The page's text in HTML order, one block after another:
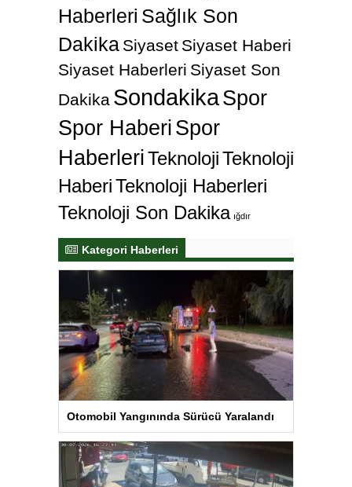
Haberleri Sağlık Son
Dakika Siyaset Siyaset Haberi
Siyaset Haberleri Siyaset Son
Dakika SondakikaSpor
Spor Haberi Spor
HaberleriTeknolojiTeknoloji
HaberiTeknoloji Haberleri
Teknoloji Son Dakika ığdır
Kategori Haberleri
Otomobil Yangınında Sürücü Yaralandı